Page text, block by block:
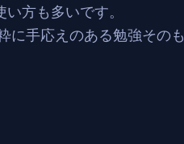
方も多いです。
に手応えのある勉強そのも